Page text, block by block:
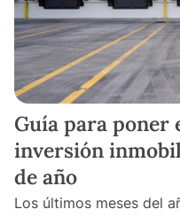
Guía para poner
inversión
de año
Los últimos meses del